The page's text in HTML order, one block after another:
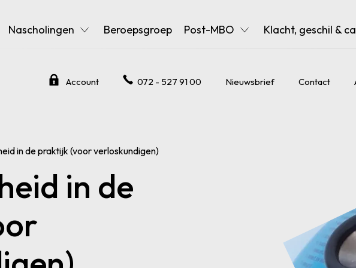
Account 072 - 527 91 00 Nieuwsbrief Contact
Nascholingen Beroepsgroep Post-MBO Klacht, geschil &
in de praktijk (voor verloskundigen)
in de